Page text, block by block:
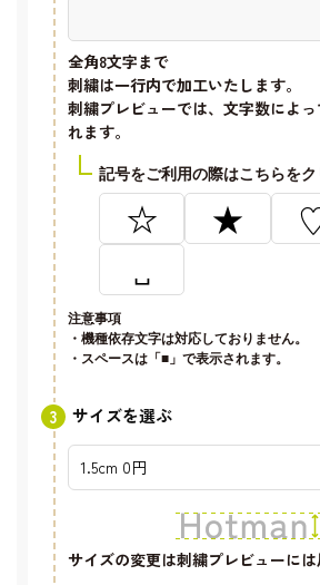
全角8文字まで
刺繍は一行内で加工いたします。
刺繍プレビューでは、文字数によ
れます。
記号をご利用の際はこちらをク
☆ ★
␣
注意事項
・機種依存文字は対応しておりません。
・スペースは「■」で表示されます。
サイズを選ぶ
サイズの変更は刺繍プレビューには